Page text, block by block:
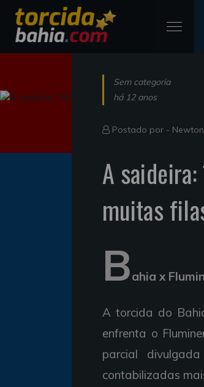
Sem categoria
há 12 anos
Postado por -
A
muitas
Bahia x
A torcida do
enfrenta o
parcial
contabilizadas